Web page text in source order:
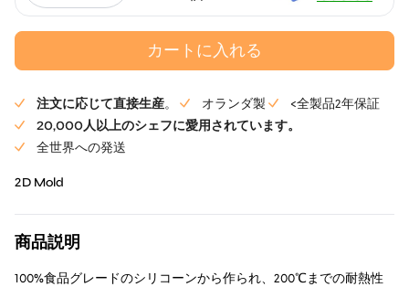
の
72.00
現
格
す。
カートに入れる
注文に応じて直接生産。 オランダ製
<全製品2年保証
20,000人以上のシェフに愛用されています。
全世界への発送
2D Mold
商品説明
100%食品グレードのシリコーンから作られ、200℃までの耐熱性